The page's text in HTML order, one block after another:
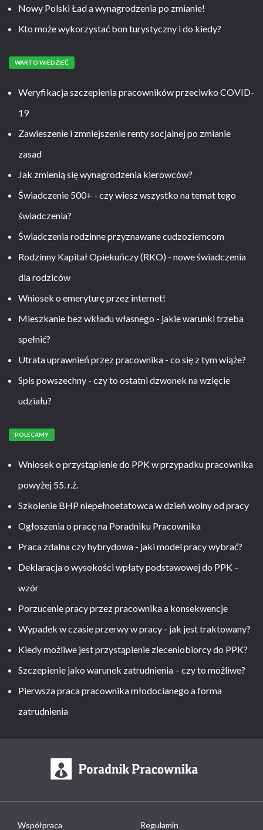
Nowy Polski Ład a wynagrodzenia po zmianie!
Kto może wykorzystać bon turystyczny i do kiedy?
WARTO WIEDZIEĆ
Weryfikacja szczepienia pracowników przeciwko COVID-
19
Zawieszenie i zmniejszenie renty socjalnej po zmianie
zasad
Jak zmienią się wynagrodzenia kierowców?
Świadczenie 500+ - czy wiesz wszystko na temat tego
świadczenia?
Świadczenia rodzinne przyznawane cudzoziemcom
Rodzinny Kapitał Opiekuńczy (RKO) - nowe świadczenia
dla rodziców
Wniosek o emeryturę przez internet!
Mieszkanie bez wkładu własnego - jakie warunki trzeba
spełnić?
Utrata uprawnień przez pracownika - co się z tym wiąże?
Spis powszechny - czy to ostatni dzwonek na wzięcie
udziału?
POLECAMY
Wniosek o przystąpienie do PPK w przypadku pracownika
powyżej 55. r.ż.
Szkolenie BHP niepełnoetatowca w dzień wolny od pracy
Ogłoszenia o pracę na Poradniku Pracownika
Praca zdalna czy hybrydowa - jaki model pracy wybrać?
Deklaracja o wysokości wpłaty podstawowej do PPK –
wzór
Porzucenie pracy przez pracownika a konsekwencje
Wypadek w czasie przerwy w pracy - jak jest traktowany?
Kiedy możliwe jest przystąpienie zleceniobiorcy do PPK?
Szczepienie jako warunek zatrudnienia – czy to możliwe?
Pierwsza praca pracownika młodocianego a forma
zatrudnienia
Współpraca
Regulamin